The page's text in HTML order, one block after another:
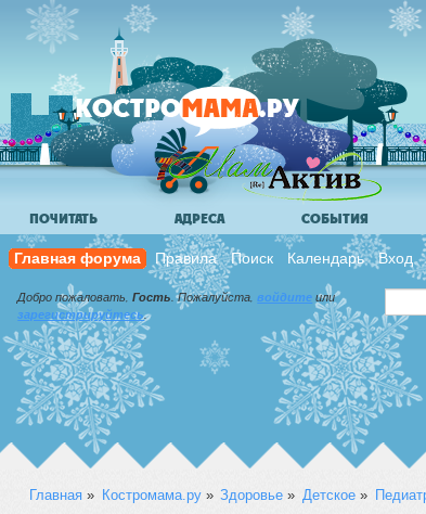
ПОЧИТАТЬ АДРЕСА СОБЫТИЯ
Главная форума Правила Поиск Календарь Вход
Добро пожаловать,Гость. Пожалуйста, войдите или
зарегистрируйтесь.
Главная » Костромама.ру» Здоровье » Детское»